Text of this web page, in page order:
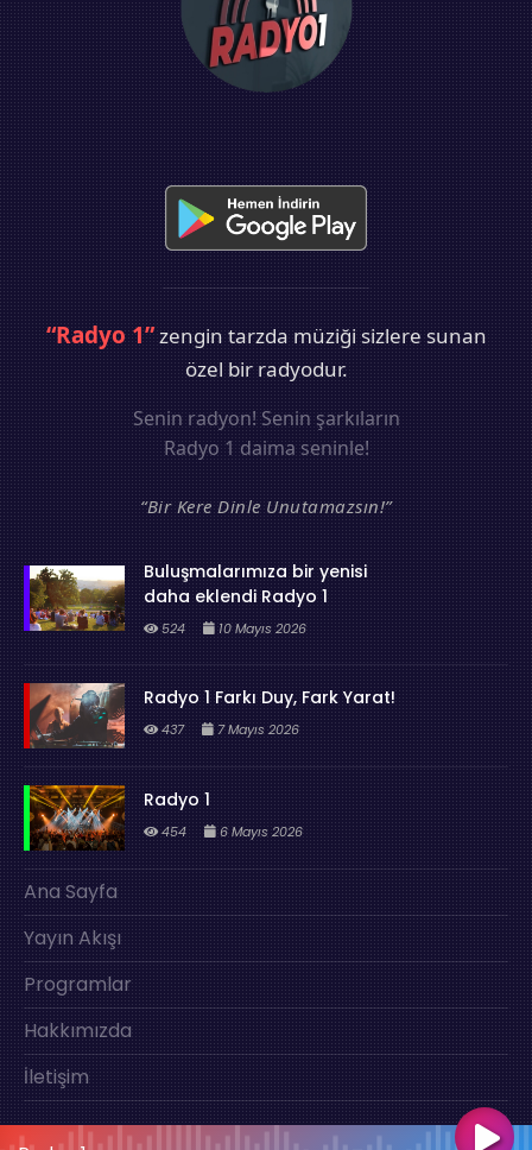
“Radyo 1”zengin tarzda müziği sizlere sunan
özel bir radyodur.
Senin radyon! Senin şarkıların
Radyo 1 daima seninle!
“Bir Kere Dinle Unutamazsın!”
Buluşmalarımıza bir yenisi
daha eklendi Radyo 1
524 10 Mayıs 2026
Radyo 1 Farkı Duy, Fark Yarat!
437 7 Mayıs 2026
Radyo 1
454 6 Mayıs 2026
Ana Sayfa
Yayın Akışı
Programlar
Hakkımızda
İletişim